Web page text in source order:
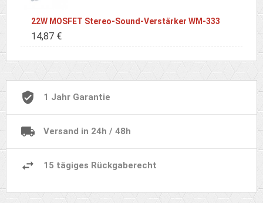
22W MOSFET Stereo-Sound-Verstärker WM-333
14,87 €
1 Jahr Garantie
Versand in 24h / 48h
15 tägiges Rückgaberecht